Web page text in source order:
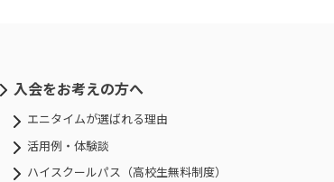
入会をお考えの方へ
エニタイムが選ばれる理由
活用例・体験談
ハイスクールパス（高校生無料制度）